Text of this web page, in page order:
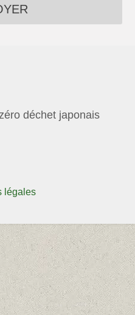
déchet japonais
légales